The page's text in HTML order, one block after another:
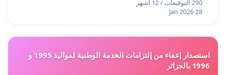
290 التوقيعات / 12 أشهر
28 Jan 2026
استصدار إعفاء من إلتزامات الخدمة الوطنية لمواليد 1995 و
1996 بالجزائر